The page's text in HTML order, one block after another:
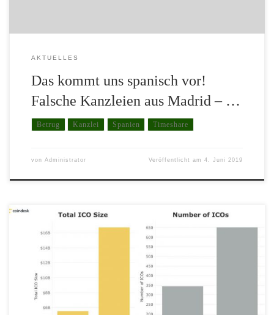
AKTUELLES
Das kommt uns spanisch vor!
Falsche Kanzleien aus Madrid – …
Betrug Kanzlei Spanien Timeshare
von Administrator Veröffentlicht am4. Juni 2019
Update November 2019 In der werbetechnischen Sturm- und
Drangphase Uhlig´s, Ende des vergangenen Jahres, als er
versuchte, den neuen Entrade Coin (ENTR) mit Hilfe
abenteuerlicher Marketingstrategien unter die verbliebenen Alt-
Investoren der Entrade Energiesysteme AG zu bringen, haben wir
vor deren Kauf gewarnt und auf die vielen Unwägbarkeiten